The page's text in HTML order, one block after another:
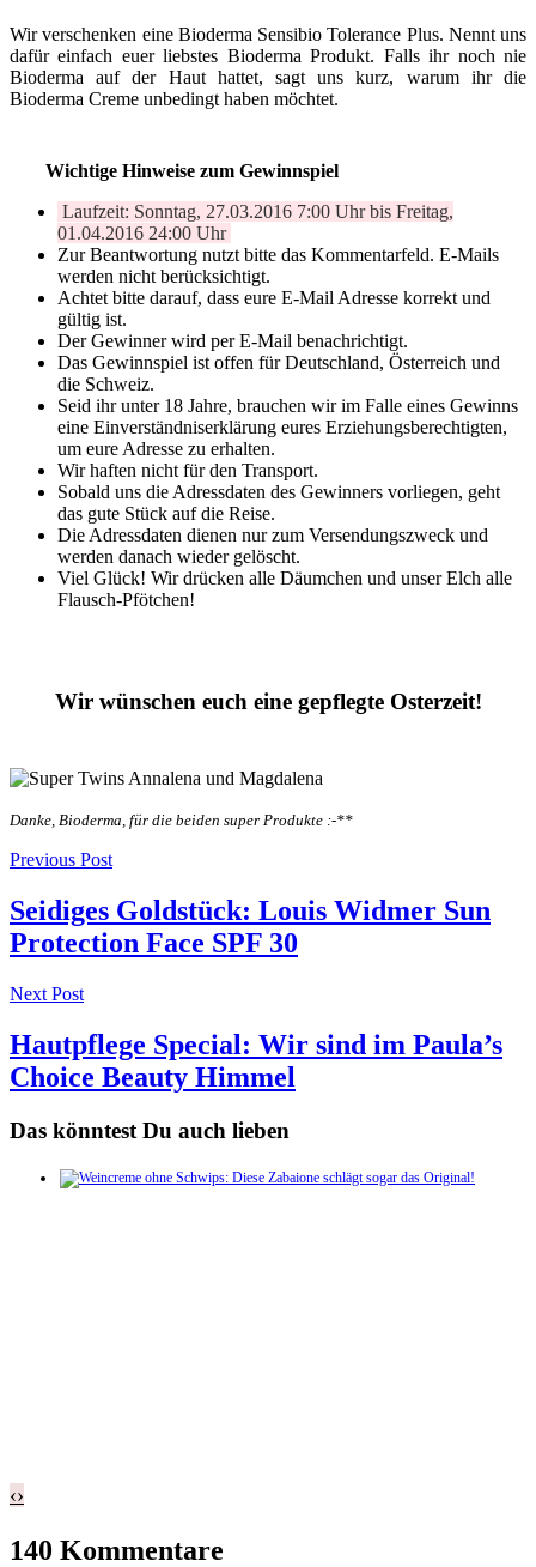
Wir verschenken eine Bioderma Sensibio Tolerance Plus. Nennt uns
dafür einfach euer liebstes Bioderma Produkt. Falls ihr noch nie
Bioderma auf der Haut hattet, sagt uns kurz, warum ihr die
Bioderma Creme unbedingt haben möchtet.
Wichtige Hinweise zum Gewinnspiel
Laufzeit: Sonntag, 27.03.2016 7:00 Uhr bis Freitag,
01.04.2016 24:00 Uhr
Zur Beantwortung nutzt bitte das Kommentarfeld. E-Mails
werden nicht berücksichtigt.
Achtet bitte darauf, dass eure E-Mail Adresse korrekt und
gültig ist.
Der Gewinner wird per E-Mail benachrichtigt.
Das Gewinnspiel ist offen für Deutschland, Österreich und
die Schweiz.
Seid ihr unter 18 Jahre, brauchen wir im Falle eines Gewinns
eine Einverständniserklärung eures Erziehungsberechtigten,
um eure Adresse zu erhalten.
Wir haften nicht für den Transport.
Sobald uns die Adressdaten des Gewinners vorliegen, geht
das gute Stück auf die Reise.
Die Adressdaten dienen nur zum Versendungszweck und
werden danach wieder gelöscht.
Viel Glück! Wir drücken alle Däumchen und unser Elch alle
Flausch-Pfötchen!
Wir wünschen euch eine gepflegte Osterzeit!
Danke, Bioderma, für die beiden super Produkte :-**
Post
navigation
Previous Post
Seidiges Goldstück: Louis Widmer Sun
Protection Face SPF 30
Next Post
Hautpflege Special: Wir sind im Paula’s
Choice Beauty Himmel
Das könntest Du auch lieben
‹›
140 Kommentare